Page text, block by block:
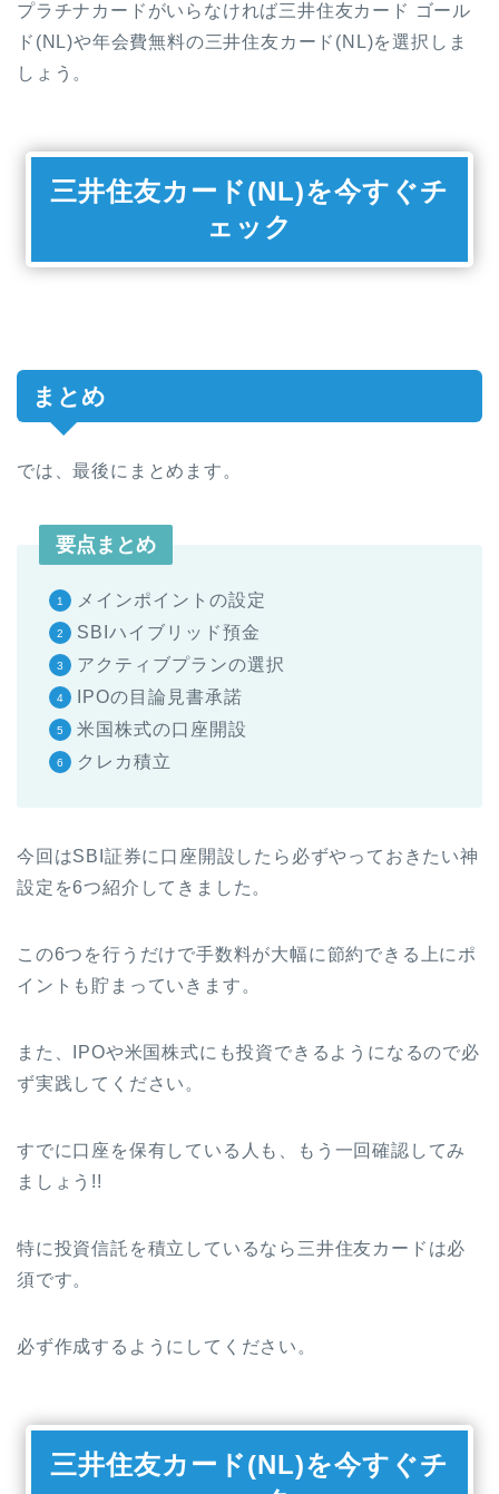
プラチナカードがいらなければ三井住友カード ゴール
ド(NL)や年会費無料の三井住友カード(NL)を選択しま
しょう。
三井住友カード(NL)を今すぐチ
ェック
まとめ
では、最後にまとめます。
要点まとめ
メインポイントの設定
SBIハイブリッド預金
アクティブプランの選択
IPOの目論見書承諾
米国株式の口座開設
クレカ積立
今回はSBI証券に口座開設したら必ずやっておきたい神
設定を6つ紹介してきました。
この6つを行うだけで手数料が大幅に節約できる上にポ
イントも貯まっていきます。
また、IPOや米国株式にも投資できるようになるので必
ず実践してください。
すでに口座を保有している人も、もう一回確認してみ
ましょう!!
特に投資信託を積立しているなら三井住友カードは必
須です。
必ず作成するようにしてください。
三井住友カード(NL)を今すぐチ